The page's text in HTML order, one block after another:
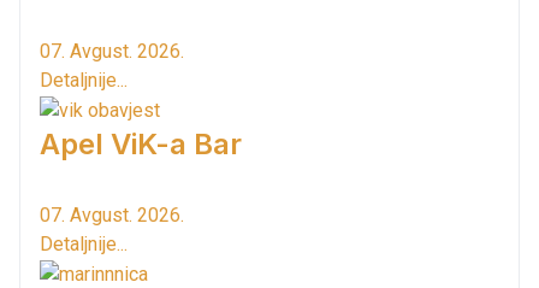
07. Avgust. 2026.
Detaljnije...
Apel ViK-a Bar
07. Avgust. 2026.
Detaljnije...